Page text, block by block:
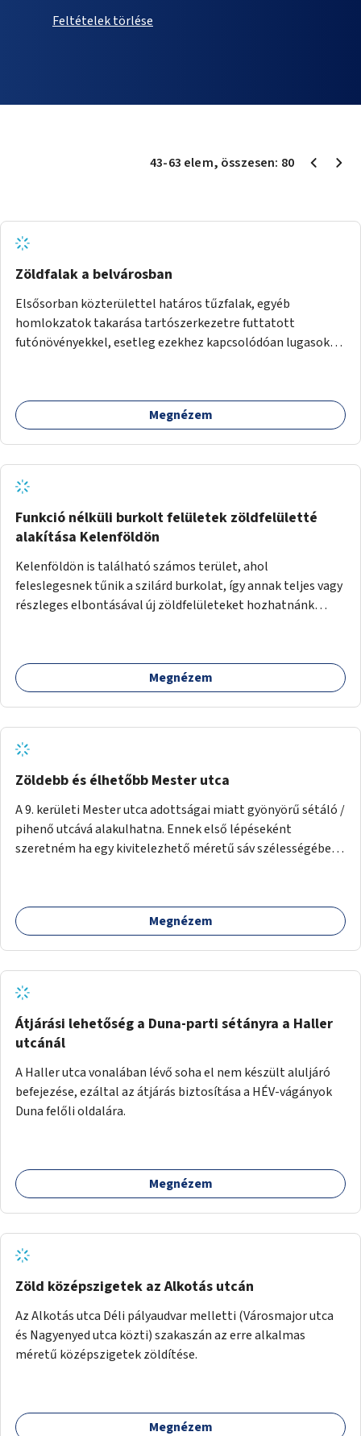
Feltételek törlése
43-63 elem, összesen: 80
Zöldfalak a belvárosban
Elsősorban közterülettel határos tűzfalak, egyéb
homlokzatok takarása tartószerkezetre futtatott
futónövényekkel, esetleg ezekhez kapcsolódóan lugasok
nincs lehetőség.
Megnézem
Funkció nélküli burkolt felületek zöldfelületté
alakítása Kelenföldön
Kelenföldön is található számos terület, ahol
feleslegesnek tűnik a szilárd burkolat, így annak teljes vagy
részleges elbontásával új zöldfelületeket hozhatnánk
aszfaltos területek.
Megnézem
Zöldebb és élhetőbb Mester utca
A 9. kerületi Mester utca adottságai miatt gyönyörű sétáló /
pihenő utcává alakulhatna. Ennek első lépéseként
szeretném ha egy kivitelezhető méretű sáv szélességében
platán fák között. A lakók, boltok és vendéglátó helyek
együttműködését kérnénk abban, hogy ez a zöld sáv ne
addig, amíg komolyabb forgalomcsillapítások és zöldítések
nem létesülnek a Mester utcában.
Megnézem
Átjárási lehetőség a Duna-parti sétányra a Haller
utcánál
A Haller utca vonalában lévő soha el nem készült aluljáró
befejezése, ezáltal az átjárás biztosítása a HÉV-vágányok
Duna felőli oldalára.
Megnézem
Zöld középszigetek az Alkotás utcán
Az Alkotás utca Déli pályaudvar melletti (Városmajor utca
és Nagyenyed utca közti) szakaszán az erre alkalmas
méretű középszigetek zöldítése.
Megnézem